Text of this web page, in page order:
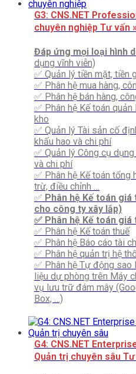
G3: CNS.NET
chuyên nghiệp Tư vấn
Đáp ứng mọi loại hình
dụng vĩnh viễn)
✅ Quản lý tiền mặt, tiền
✅ Phân hệ mua hàng,
✅ Phân hệ bán hàng,
✅ Phân hệ Kế toán
kho
✅ Quản lý Tài sản cố
khấu hao và chi phí
✅ Quản lý Công cụ
và chi phí
✅ Phân hệ Kế toán tổng
trừ, điều chỉnh …
✅ Phân hệ Kế toán
cho công ty xây lắp)
✅ Phân hệ Kế toán
✅ Phân hệ Kế toán thuế
✅ Phân hệ Báo cáo tài
✅ Phân hệ quản trị hệ
✅ Phân hệ Tự động
liệu dự phòng trên Máy
vụ lưu trữ đám mây
Box, …)
G4: CNS.NET
Quản trị chuyên sâu